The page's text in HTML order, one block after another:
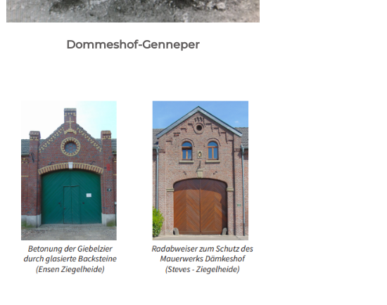
Dommeshof-Genneper